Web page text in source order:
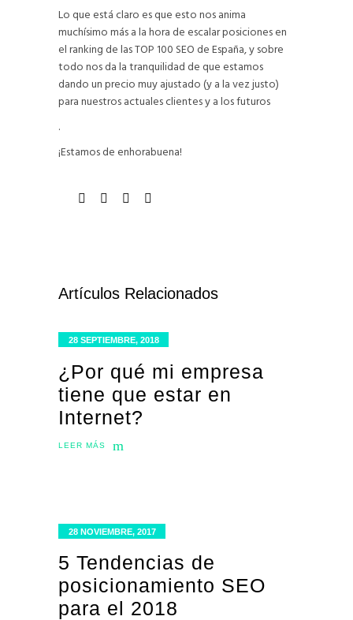
Lo que está claro es que esto nos anima
muchísimo más a la hora de escalar posiciones en
el ranking de las TOP 100 SEO de España, y sobre
todo nos da la tranquilidad de que estamos
dando un precio muy ajustado (y a la vez justo)
para nuestros actuales clientes y a los futuros
.
¡Estamos de enhorabuena!
Artículos Relacionados
28 SEPTIEMBRE, 2018
¿Por qué mi empresa
tiene que estar en
Internet?
LEER MÁS
28 NOVIEMBRE, 2017
5 Tendencias de
posicionamiento SEO
para el 2018